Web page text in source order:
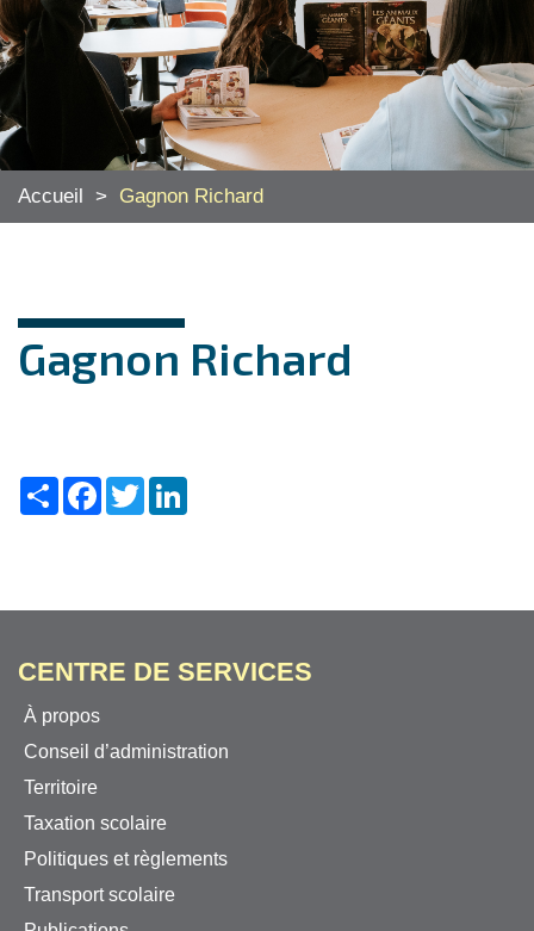
Accueil > Gagnon Richard
Gagnon Richard
ShareFacebook
Twitter
CENTRE DE SERVICES
À propos
Conseil d’administration
Territoire
Taxation scolaire
Politiques et règlements
Transport scolaire